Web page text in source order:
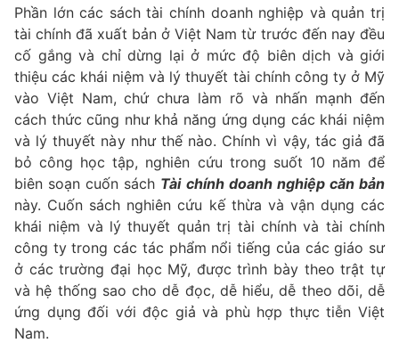
Phần lớn các sách tài chính doanh nghiệp và quản trị
tài chính đã xuất bản ở Việt Nam từ trước đến nay đều
cố gắng và chỉ dừng lại ở mức độ biên dịch và giới
thiệu các khái niệm và lý thuyết tài chính công ty ở Mỹ
vào Việt Nam, chứ chưa làm rõ và nhấn mạnh đến
cách thức cũng như khả năng ứng dụng các khái niệm
và lý thuyết này như thế nào. Chính vì vậy, tác giả đã
bỏ công học tập, nghiên cứu trong suốt 10 năm để
biên soạn cuốn sách Tài chính doanh nghiệp căn bản
này. Cuốn sách nghiên cứu kế thừa và vận dụng các
khái niệm và lý thuyết quản trị tài chính và tài chính
công ty trong các tác phẩm nổi tiếng của các giáo sư
ở các trường đại học Mỹ, được trình bày theo trật tự
và hệ thống sao cho dễ đọc, dễ hiểu, dễ theo dõi, dễ
ứng dụng đối với độc giả và phù hợp thực tiễn Việt
Nam.